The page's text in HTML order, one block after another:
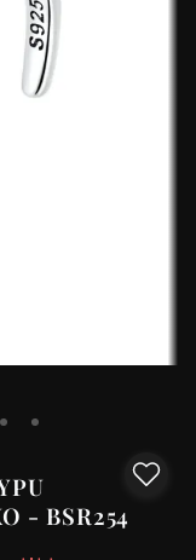
- BSR254